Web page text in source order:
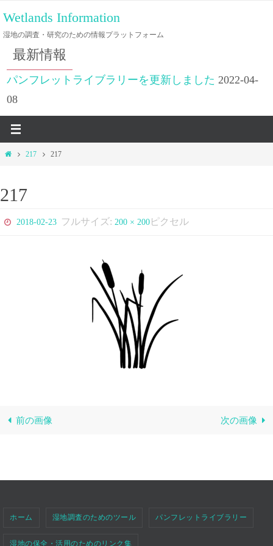
ン
テ
ツ
ス
プ
Wetlands Information
湿地の調査・研究のための情報プラットフォーム
最新情報
パンフレットライブラリーを更新しました 2022-04-
08
ホ
217 217
217
2018-02-23 フルサイズ: 200 × 200 ピクセル
前の画像 次の画像
ホーム 湿地調査のためのツール パンフレットライブラリー
湿地の保全・活用のためのリンク集